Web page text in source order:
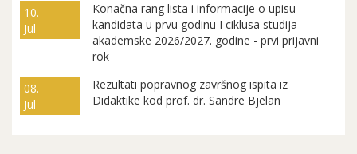
10.
Jul
Konačna rang lista i informacije o upisu
kandidata u prvu godinu I ciklusa studija
akademske 2026/2027. godine - prvi prijavni
rok
08.
Jul
Rezultati popravnog završnog ispita iz
Didaktike kod prof. dr. Sandre Bjelan